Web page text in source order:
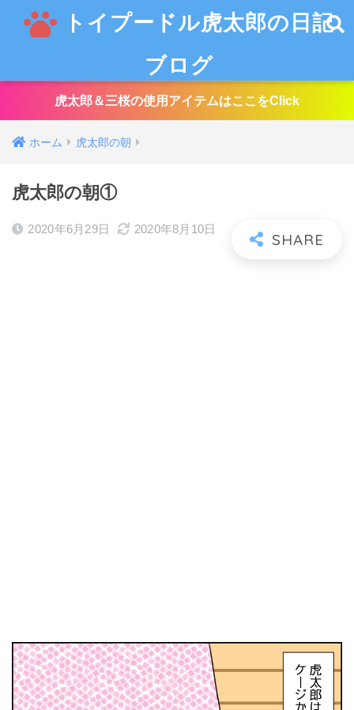
トイプードル虎太郎の日記
ブログ
虎太郎＆三桜の使用アイテムはここをClick
ホーム 虎太郎の朝
虎太郎の朝①
2020年6月29日 2020年8月10日